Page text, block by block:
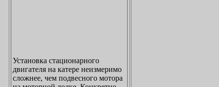
Установка стационарного
двигателя на катере неизмеримо
сложнее, чем подвесного мотора